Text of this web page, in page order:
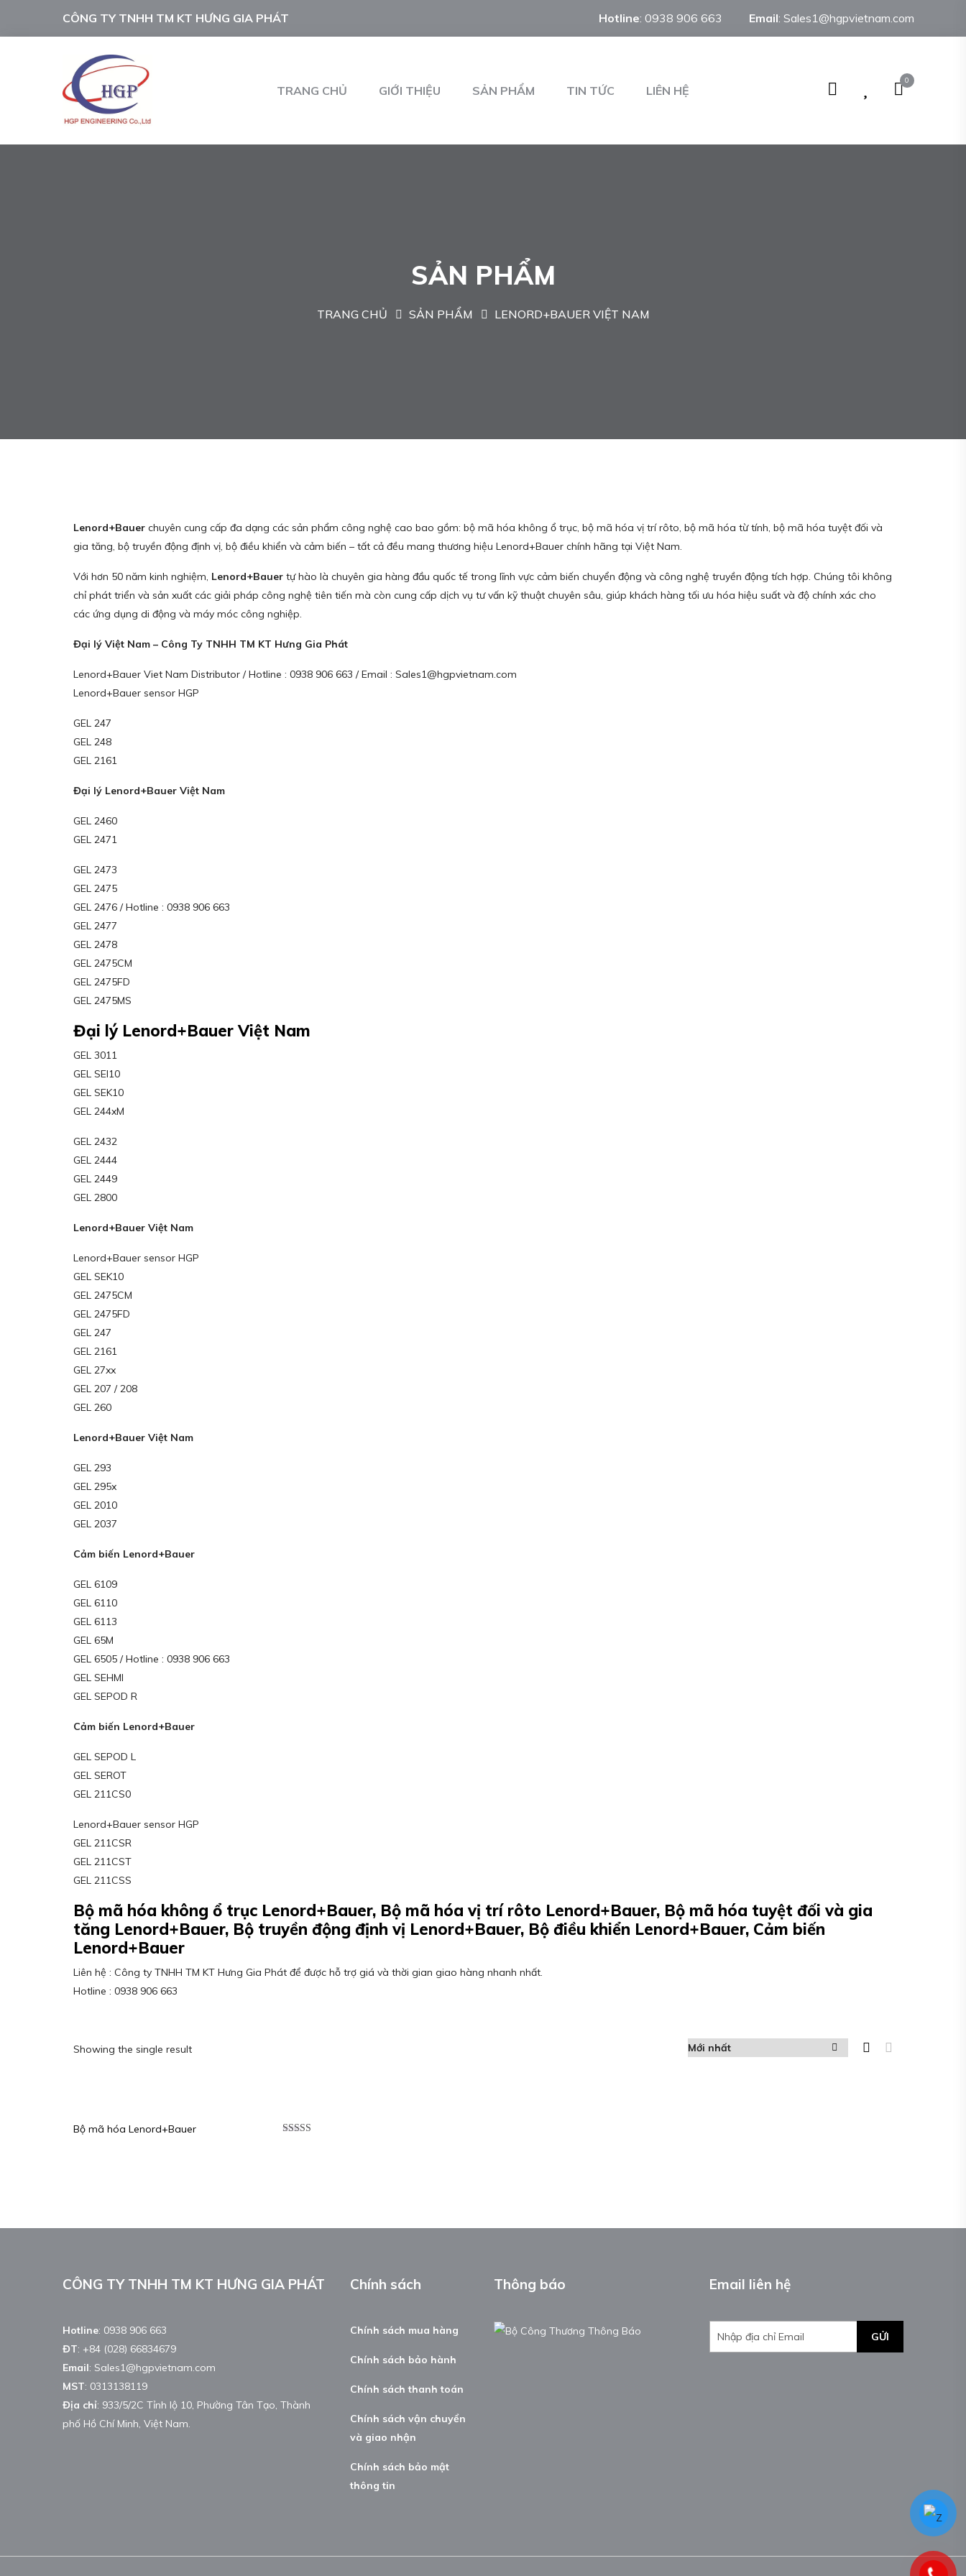
CÔNG TY TNHH TM KT HƯNG GIA PHÁT Hotline: 0938 906 663 Email: Sales1@hgpvietnam.com
TRANG CHỦ GIỚI THIỆU SẢN PHẨM TIN TỨC LIÊN HỆ
0
SẢN PHẨM
TRANG CHỦ SẢN PHẨM LENORD+BAUER VIỆT NAM
Lenord+Bauer chuyên cung cấp đa dạng các sản phẩm công nghệ cao bao gồm: bộ mã hóa không ổ trục, bộ mã hóa vị trí rôto, bộ mã hóa từ tính, bộ mã hóa tuyệt đối và
gia tăng, bộ truyền động định vị, bộ điều khiển và cảm biến – tất cả đều mang thương hiệu Lenord+Bauer chính hãng tại Việt Nam.
Với hơn 50 năm kinh nghiệm, Lenord+Bauer tự hào là chuyên gia hàng đầu quốc tế trong lĩnh vực cảm biến chuyển động và công nghệ truyền động tích hợp. Chúng tôi không
chỉ phát triển và sản xuất các giải pháp công nghệ tiên tiến mà còn cung cấp dịch vụ tư vấn kỹ thuật chuyên sâu, giúp khách hàng tối ưu hóa hiệu suất và độ chính xác cho
các ứng dụng di động và máy móc công nghiệp.
Đại lý Việt Nam – Công Ty TNHH TM KT Hưng Gia Phát
Lenord+Bauer Viet Nam Distributor / Hotline : 0938 906 663 / Email : Sales1@hgpvietnam.com
Lenord+Bauer sensor HGP
GEL 247
GEL 248
GEL 2161
Đại lý Lenord+Bauer Việt Nam
GEL 2460
GEL 2471
GEL 2473
GEL 2475
GEL 2476 / Hotline : 0938 906 663
GEL 2477
GEL 2478
GEL 2475CM
GEL 2475FD
GEL 2475MS
Đại lý Lenord+Bauer Việt Nam
GEL 3011
GEL SEI10
GEL SEK10
GEL 244xM
GEL 2432
GEL 2444
GEL 2449
GEL 2800
Lenord+Bauer Việt Nam
Lenord+Bauer sensor HGP
GEL SEK10
GEL 2475CM
GEL 2475FD
GEL 247
GEL 2161
GEL 27xx
GEL 207 / 208
GEL 260
Lenord+Bauer Việt Nam
GEL 293
GEL 295x
GEL 2010
GEL 2037
Cảm biến Lenord+Bauer
GEL 6109
GEL 6110
GEL 6113
GEL 65M
GEL 6505 / Hotline : 0938 906 663
GEL SEHMI
GEL SEPOD R
Cảm biến Lenord+Bauer
GEL SEPOD L
GEL SEROT
GEL 211CS0
Lenord+Bauer sensor HGP
GEL 211CSR
GEL 211CST
GEL 211CSS
Bộ mã hóa không ổ trục Lenord+Bauer, Bộ mã hóa vị trí rôto Lenord+Bauer, Bộ mã hóa tuyệt đối và gia
tăng Lenord+Bauer, Bộ truyền động định vị Lenord+Bauer, Bộ điều khiển Lenord+Bauer, Cảm biến
Lenord+Bauer
Liên hệ : Công ty TNHH TM KT Hưng Gia Phát để được hỗ trợ giá và thời gian giao hàng nhanh nhất.
Hotline : 0938 906 663
Showing the single result
Bộ mã hóa Lenord+Bauer
CÔNG TY TNHH TM KT HƯNG GIA PHÁT
Hotline: 0938 906 663
ĐT: +84 (028) 66834679
Email: Sales1@hgpvietnam.com
MST: 0313138119
Địa chỉ: 933/5/2C Tỉnh lộ 10, Phường Tân Tạo, Thành
phố Hồ Chí Minh, Việt Nam.
Chính sách
Chính sách mua hàng
Chính sách bảo hành
Chính sách thanh toán
Chính sách vận chuyển
và giao nhận
Chính sách bảo mật
thông tin
Thông báo Email liên hệ
GỬI